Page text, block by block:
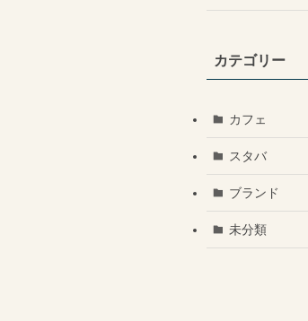
カテゴリー
カフェ
スタバ
ブランド
未分類